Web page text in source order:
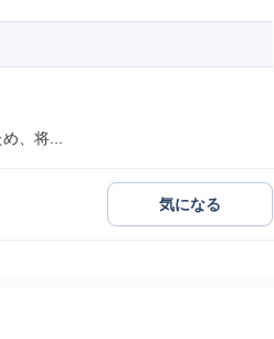
、将...
気になる